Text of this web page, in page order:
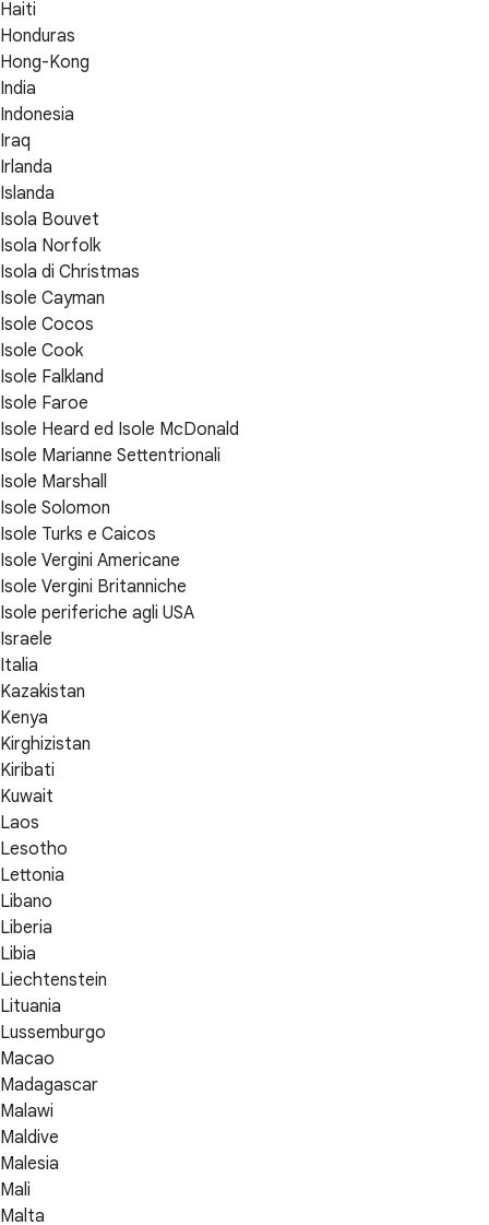
Haiti
Honduras
Hong-Kong
India
Indonesia
Iraq
Irlanda
Islanda
Isola Bouvet
Isola Norfolk
Isola di Christmas
Isole Cayman
Isole Cocos
Isole Cook
Isole Falkland
Isole Faroe
Isole Heard ed Isole McDonald
Isole Marianne Settentrionali
Isole Marshall
Isole Solomon
Isole Turks e Caicos
Isole Vergini Americane
Isole Vergini Britanniche
Isole periferiche agli USA
Israele
Italia
Kazakistan
Kenya
Kirghizistan
Kiribati
Kuwait
Laos
Lesotho
Lettonia
Libano
Liberia
Libia
Liechtenstein
Lituania
Lussemburgo
Macao
Madagascar
Malawi
Maldive
Malesia
Mali
Malta